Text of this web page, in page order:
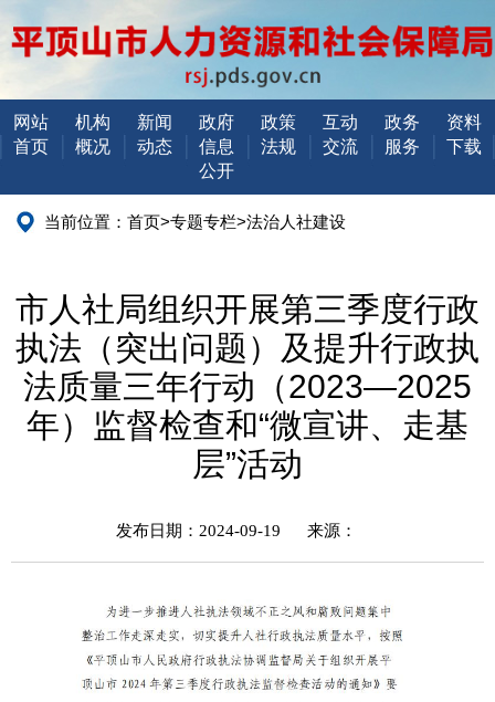
网站
首页
机构
概况
新闻
动态
政府
信息
公开
政策
法规
互动
交流
政务
服务
资料
下载
当前位置： 首页>专题专栏>法治人社建设
市人社局组织开展第三季度行政
执法（突出问题）及提升行政执
法质量三年行动（2023—2025
年）监督检查和“微宣讲、走基
层”活动
发布日期：2024-09-19 来源：